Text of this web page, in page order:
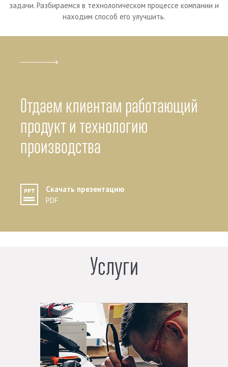
задачи. Разбираемся в технологическом процессе компании и
находим способ его улучшить.
Отдаем клиентам работающий
продукт и технологию
производства
Скачать презентацию
PDF
Услуги